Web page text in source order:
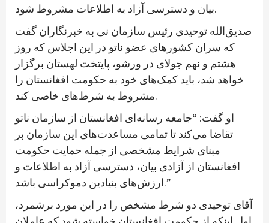
بیان و دسترسی آزاد به اطلاعات مشروط شود.
صدیق‌الله توحیدی رئیس سازمان نی به خبرنگاران گفت
که سران کشورهای عضو ناتو در این اجلاس که روز
هشتم و نهم جولای در ورشو، پایتخت لهستان برگزار
خواهد شد، باید کمک‌های خود به حکومت افغانستان را
مشروط به شرط‌های خاصی کند.
او گفت: “جامعه رسانه‌ای افغانستان از سازمان ناتو
تقاضا می‌کند تا تمامی مساعدت‌های این سازمان بر
مبنای شرایط مشخصی از جمله حمایت حکومت
افغانستان از آزادی بیان، دسترسی آزاد به اطلاعات و
ارزش‌های بنیادین دموکراسی باشد.”
آقای توحیدی دو شرط مشخص را در این مورد برشمرد،